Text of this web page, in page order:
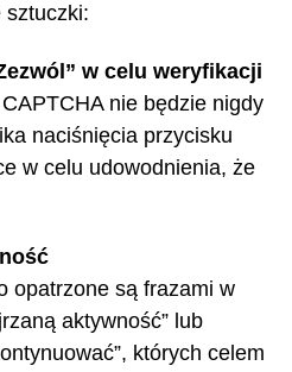
sztuczki:
w celu weryfikacji
nie będzie nigdy
naciśnięcia przycisku
w celu udowodnienia, że
opatrzone są frazami w
aktywność” lub
których celem